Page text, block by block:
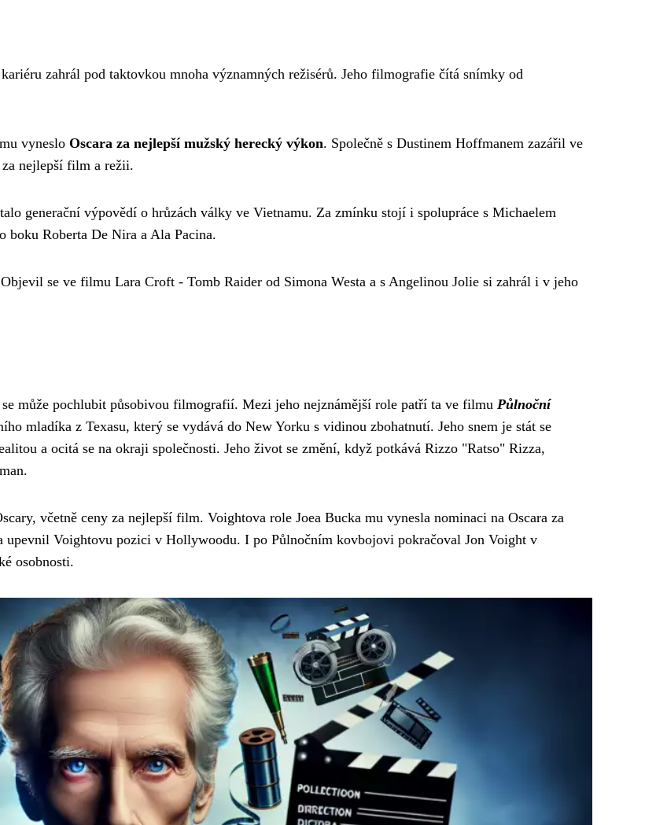
zahrál pod taktovkou mnoha významných režisérů. Jeho filmografie čítá snímky od
vyneslo Oscara za nejlepší mužský herecký výkon. Společně s Dustinem Hoffmanem zazářil ve
za nejlepší film a režii.
generační výpovědí o hrůzách války ve Vietnamu. Za zmínku stojí i spolupráce s Michaelem
boku Roberta De Nira a Ala Pacina.
se ve filmu Lara Croft - Tomb Raider od Simona Westa a s Angelinou Jolie si zahrál i v jeho
může pochlubit působivou filmografií. Mezi jeho nejznámější role patří ta ve filmu Půlnoční
mladíka z Texasu, který se vydává do New Yorku s vidinou zbohatnutí. Jeho snem je stát se
a ocitá se na okraji společnosti. Jeho život se změní, když potkává Rizzo "Ratso" Rizza,
včetně ceny za nejlepší film. Voightova role Joea Bucka mu vynesla nominaci na Oscara za
Voightovu pozici v Hollywoodu. I po Půlnočním kovbojovi pokračoval Jon Voight v
osobnosti.